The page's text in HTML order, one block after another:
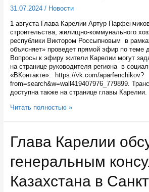
31.07.2024/ Новости
1 августа Глава Карелии Артур
строительства, жилищно-коммунального
республики Виктором Россыпновым в
объясняет» проведет прямой эфир по теме
Вопросы к эфиру жители Карелии могут
на странице руководителя региона в
«ВКонтакте»: https://vk.com/aparfenchikov?
from=search&w=wall419407976_779899.
доступна также на странице главы
Глава
эфире
на
вопросы
о
догазификации
Читать полностью »
Глава Карелии
генеральным
Казахстана в